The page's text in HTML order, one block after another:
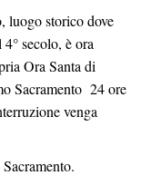
luogo storico dove
secolo, è ora
Ora Santa di
Sacramento 24 ore
venga